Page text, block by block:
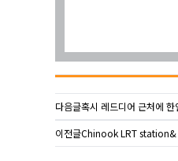
다음글혹시 레드디어 근처에
이전글Chinook LRT